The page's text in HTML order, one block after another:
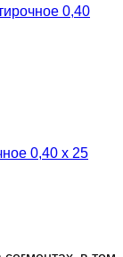
0,40 х 25